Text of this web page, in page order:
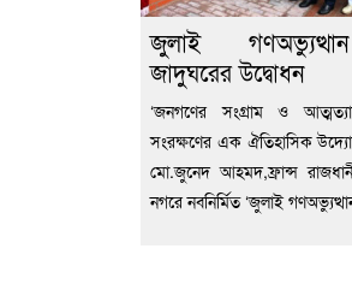
জুলাই
জাদুঘরের উদ্বোধন
‘জনগণের সংগ্রাম ও
সংরক্ষণের এক ঐতিহাসিক
মো.জুনেদ আহমদ,ফ্রান্স
নগরে নবনির্মিত ‘জুলাই